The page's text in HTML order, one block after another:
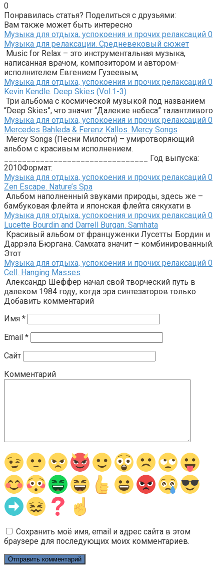
0
Понравилась статья? Поделиться с друзьями:
Вам также может быть интересно
Музыка для отдыха, успокоения и прочих релаксаций 0
Музыка для релаксации. Средневековый сюжет
Music for Relax – это инструментальная музыка,
написанная врачом, композитором и автором-
исполнителем Евгением Гузеевым,
Музыка для отдыха, успокоения и прочих релаксаций 0
Kevin Kendle. Deep Skies (Vol.1-3)
Три альбома с космической музыкой под названием
“Deep Skies”, что значит “Далекие небеса” талантливого
Музыка для отдыха, успокоения и прочих релаксаций 0
Mercedes Bahleda & Ferenz Kallos. Mercy Songs
Mercy Songs (Песни Милости) – умиротворяющий
альбом с красивым исполнением.
________________________________ Год выпуска:
2010Формат:
Музыка для отдыха, успокоения и прочих релаксаций 0
Zen Escape. Nature’s Spa
Альбом наполненный звуками природы, здесь же –
бамбуковая флейта и японская флейта сякухати в
Музыка для отдыха, успокоения и прочих релаксаций 0
Lucette Bourdin and Darrell Burgan. Samhata
Красивый альбом от француженки Лусетты Бордин и
Даррэла Бюргана. Самхата значит – комбинированный.
Этот
Музыка для отдыха, успокоения и прочих релаксаций 0
Cell. Hanging Masses
Александр Шеффер начал свой творческий путь в
далеком 1984 году, когда эра синтезаторов только
Добавить комментарий
Имя *
Email *
Сайт
Комментарий
Сохранить моё имя, email и адрес сайта в этом
браузере для последующих моих комментариев.